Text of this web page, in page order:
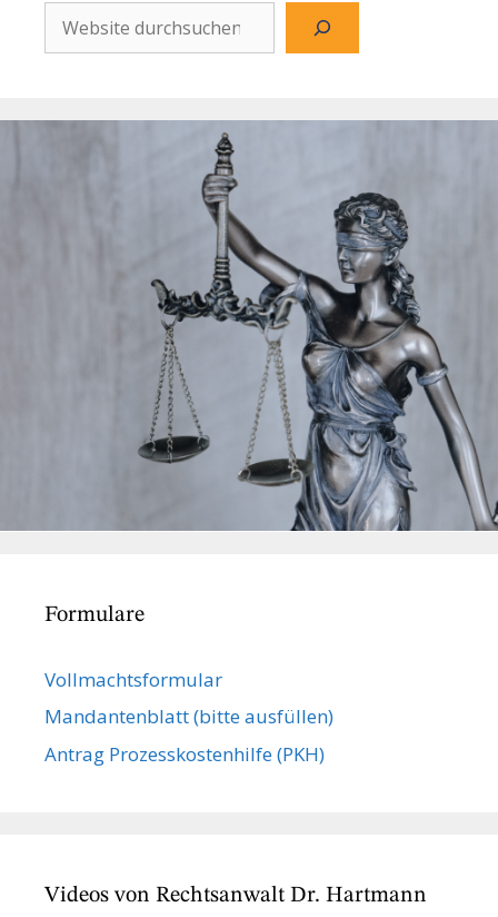
Website
durchsuchen
Formulare
Vollmachts­formular
Mandanten­blatt (bitte ausfüllen)
Antrag Prozesskostenhilfe (PKH)
Videos von Rechtsanwalt Dr. Hartmann